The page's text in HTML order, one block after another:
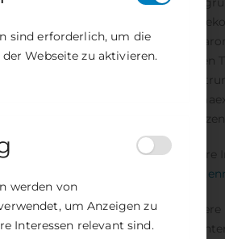
der
eine
Zu
Sie
Inkl. 7% Steuern
Kosmobiologische Empfängnisplanung
Tattva Sonderheft - Heilige Sexualität
11,80 €
Inkl. 7% Steuern
sind erforderlich, um die
Webseite zu aktivieren.
werden von
um Anzeigen zu
Interessen relevant sind.